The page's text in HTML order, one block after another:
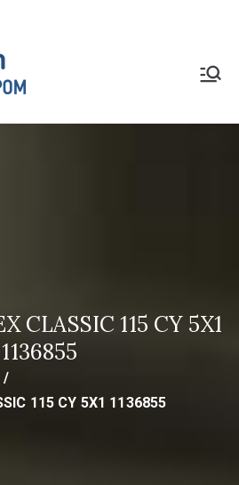
CLASSIC 115 CY 5X1
1136855
115 CY 5X1 1136855